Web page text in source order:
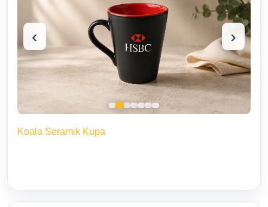
‹ ›
Koala Seramik Kupa